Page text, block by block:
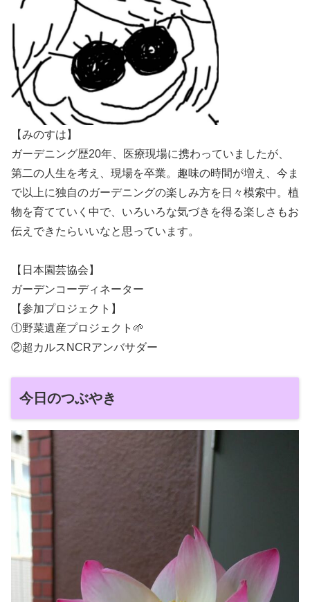
【みのすは】
ガーデニング歴20年、医療現場に携わっていましたが、
第二の人生を考え、現場を卒業。趣味の時間が増え、今ま
で以上に独自のガーデニングの楽しみ方を日々模索中。植
物を育てていく中で、いろいろな気づきを得る楽しさもお
伝えできたらいいなと思っています。
【日本園芸協会】
ガーデンコーディネーター
【参加プロジェクト】
①野菜遺産プロジェクト🌱
②超カルスNCRアンバサダー
今日のつぶやき